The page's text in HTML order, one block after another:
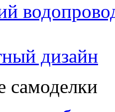
дизайн
самоделки